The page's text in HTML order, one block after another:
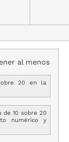
al menos
20 en la
de 10 sobre 20
numérico y